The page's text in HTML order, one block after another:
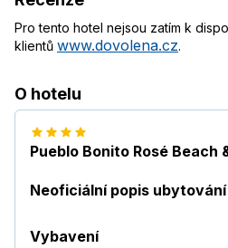
Pro tento hotel nejsou zatím k
klientů www.dovolena.cz.
O hotelu
Pueblo Bonito Rosé Beach
Neoficiální popis ubytování
Vybavení